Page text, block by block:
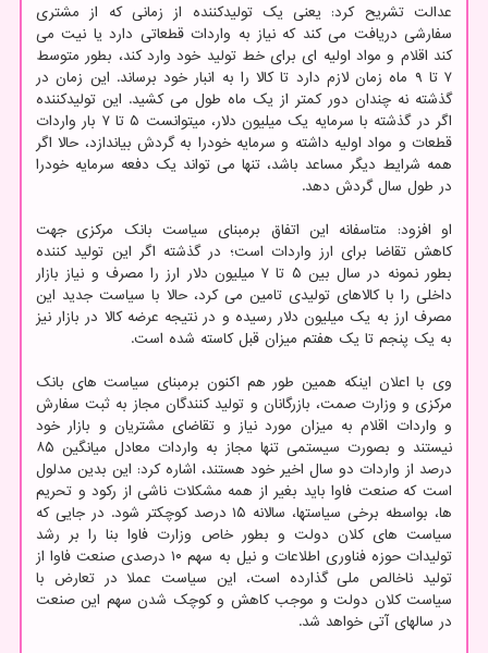
عدالت تشریح کرد: یعنی یک تولیدکننده از زمانی که از مشتری
سفارشی دریافت می کند که نیاز به واردات قطعاتی دارد یا نیت می
کند اقلام و مواد اولیه ای برای خط تولید خود وارد کند، بطور متوسط
۷ تا ۹ ماه زمان لازم دارد تا کالا را به انبار خود برساند. این زمان در
گذشته نه چندان دور کمتر از یک ماه طول می کشید. این تولیدکننده
اگر در گذشته با سرمایه یک میلیون دلار، میتوانست ۵ تا ۷ بار واردات
قطعات و مواد اولیه داشته و سرمایه خودرا به گردش بیاندازد، حالا اگر
همه شرایط دیگر مساعد باشد، تنها می تواند یک دفعه سرمایه خودرا
در طول سال گردش دهد.
او افزود: متاسفانه این اتفاق برمبنای سیاست بانک مرکزی جهت
کاهش تقاضا برای ارز واردات است؛ در گذشته اگر این تولید کننده
بطور نمونه در سال بین ۵ تا ۷ میلیون دلار ارز را مصرف و نیاز بازار
داخلی را با کالاهای تولیدی تامین می کرد، حالا با سیاست جدید این
مصرف ارز به یک میلیون دلار رسیده و در نتیجه عرضه کالا در بازار نیز
به یک پنجم تا یک هفتم میزان قبل کاسته شده است.
وی با اعلان اینکه همین طور هم اکنون برمبنای سیاست های بانک
مرکزی و وزارت صمت، بازرگانان و تولید کنندگان مجاز به ثبت سفارش
و واردات اقلام به میزان مورد نیاز و تقاضای مشتریان و بازار خود
نیستند و بصورت سیستمی تنها مجاز به واردات معادل میانگین ۸۵
درصد از واردات دو سال اخیر خود هستند، اشاره کرد: این بدین مدلول
است که صنعت فاوا باید بغیر از همه مشکلات ناشی از رکود و تحریم
ها، بواسطه برخی سیاستها، سالانه ۱۵ درصد کوچکتر شود. در جایی که
سیاست های کلان دولت و بطور خاص وزارت فاوا بنا را بر رشد
تولیدات حوزه فناوری اطلاعات و نیل به سهم ۱۰ درصدی صنعت فاوا از
تولید ناخالص ملی گذارده است، این سیاست عملا در تعارض با
سیاست کلان دولت و موجب کاهش و کوچک شدن سهم این صنعت
در سالهای آتی خواهد شد.